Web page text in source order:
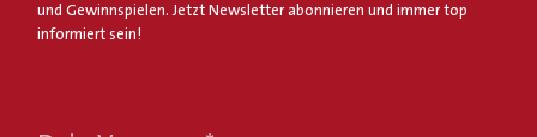
und Gewinnspielen. Jetzt Newsletter abonnieren und immer top
informiert sein!